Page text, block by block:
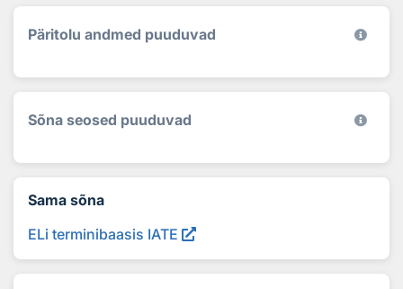
Päritolu andmed puuduvad
Sõna seosed puuduvad
Sama sõna
ELi terminibaasis IATE